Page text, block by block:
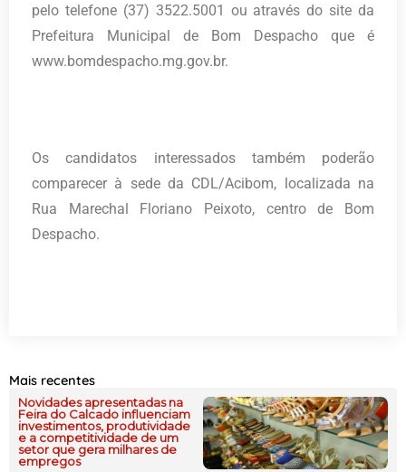
pelo telefone (37) 3522.5001 ou através do site da
Prefeitura Municipal de Bom Despacho que é
www.bomdespacho.mg.gov.br.
Os candidatos interessados também poderão
comparecer à sede da CDL/Acibom, localizada na
Rua Marechal Floriano Peixoto, centro de Bom
Despacho.
Mais recentes
Novidades apresentadas na
Feira do Calcado influenciam
investimentos, produtividade
e a competitividade de um
setor que gera milhares de
empregos